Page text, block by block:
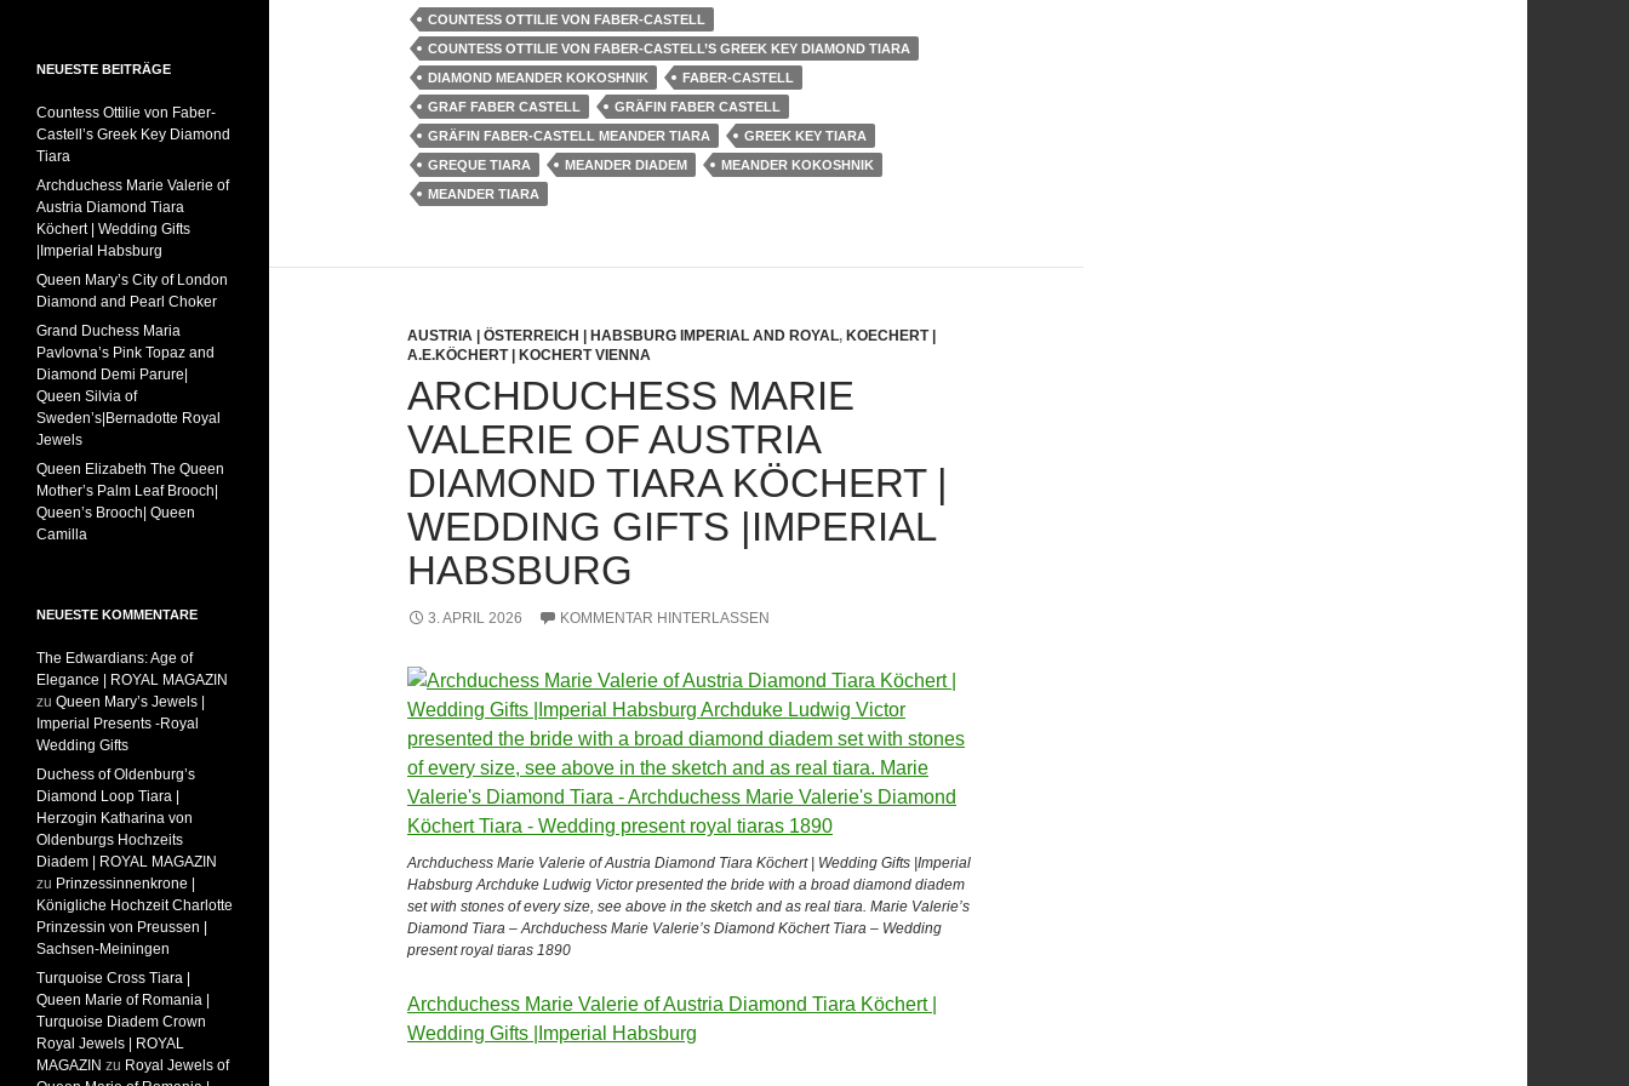
COUNTESS OTTILIE VON FABER-CASTELL
COUNTESS OTTILIE VON FABER-CASTELL’S GREEK KEY DIAMOND TIARA
DIAMOND MEANDER KOKOSHNIK
FABER-CASTELL
GRAF FABER CASTELL
GRÄFIN FABER CASTELL
GRÄFIN FABER-CASTELL MEANDER TIARA
GREEK KEY TIARA
GREQUE TIARA
MEANDER DIADEM
MEANDER KOKOSHNIK
MEANDER TIARA
AUSTRIA | ÖSTERREICH | HABSBURG IMPERIAL AND ROYAL, KOECHERT |
A.E.KÖCHERT | KOCHERT VIENNA
ARCHDUCHESS MARIE
VALERIE OF AUSTRIA
DIAMOND TIARA KÖCHERT |
WEDDING GIFTS |IMPERIAL
HABSBURG
3. APRIL 2026 KOMMENTAR HINTERLASSEN
Archduchess Marie Valerie of Austria Diamond Tiara Köchert | Wedding Gifts |Imperial
Habsburg Archduke Ludwig Victor presented the bride with a broad diamond diadem
set with stones of every size, see above in the sketch and as real tiara. Marie Valerie’s
Diamond Tiara – Archduchess Marie Valerie’s Diamond Köchert Tiara – Wedding
present royal tiaras 1890
Archduchess Marie Valerie of Austria Diamond Tiara Köchert |
Wedding Gifts |Imperial Habsburg
NEUESTE BEITRÄGE
Countess Ottilie von Faber-
Castell’s Greek Key Diamond
Tiara
Archduchess Marie Valerie of
Austria Diamond Tiara
Köchert | Wedding Gifts
|Imperial Habsburg
Queen Mary’s City of London
Diamond and Pearl Choker
Grand Duchess Maria
Pavlovna’s Pink Topaz and
Diamond Demi Parure|
Queen Silvia of
Sweden’s|Bernadotte Royal
Jewels
Queen Elizabeth The Queen
Mother’s Palm Leaf Brooch|
Queen’s Brooch| Queen
Camilla
NEUESTE KOMMENTARE
The Edwardians: Age of
Elegance | ROYAL MAGAZIN
zu Queen Mary’s Jewels |
Imperial Presents -Royal
Wedding Gifts
Duchess of Oldenburg’s
Diamond Loop Tiara |
Herzogin Katharina von
Oldenburgs Hochzeits
Diadem | ROYAL MAGAZIN
zu Prinzessinnenkrone |
Königliche Hochzeit Charlotte
Prinzessin von Preussen |
Sachsen-Meiningen
Turquoise Cross Tiara |
Queen Marie of Romania |
Turquoise Diadem Crown
Royal Jewels | ROYAL
MAGAZIN zu Royal Jewels of